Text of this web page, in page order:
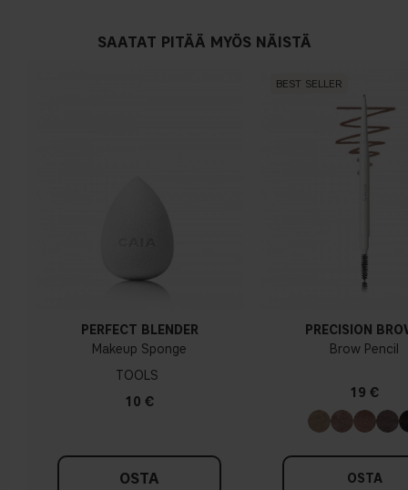
SAATAT PITÄÄ MYÖS NÄISTÄ
PERFECT BLENDER
Makeup Sponge
TOOLS
10 €
OSTA
BEST SELLER
PRECISION
Brow Pencil
19 €
OSTA